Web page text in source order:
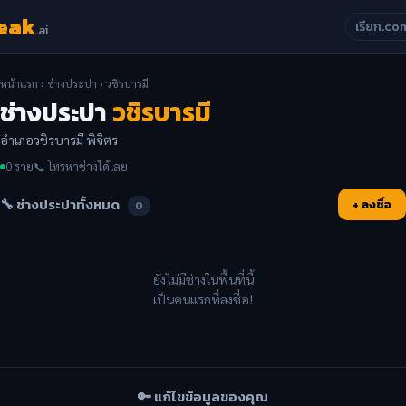
.ai เรียก
หน้าแรก › ช่างประปา › วชิรบารมี
ช่างประปาวชิรบารมี
อำเภอวชิรบารมี พิจิตร
0 ราย📞 โทรหาช่างได้เลย
🔧 ช่างประปาทั้งหมด 0 + ลงชื่อ
ยังไม่มีช่างในพื้นที่นี้
เป็นคนแรกที่ลงชื่อ!
🔑 แก้ไขข้อมูลของคุณ